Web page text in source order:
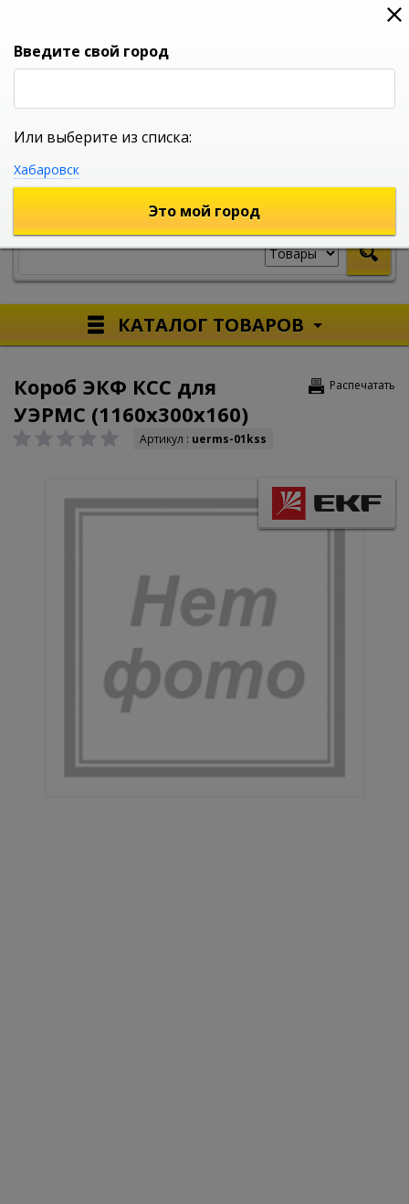
0
УНИВЕРСАЛЬНЫЙ ИНТЕРНЕТ МАГАЗИН
КАТАЛОГ ТОВАРОВ
Распечатать
Короб ЭКФ КСС для
УЭРМС (1160х300х160)
Артикул : uerms-01kss
Введите свой город
Или выберите из списка:
Хабаровск
Это мой город